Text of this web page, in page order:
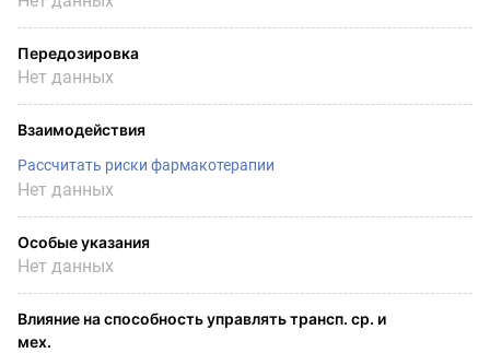
Передозировка
Нет данных
Взаимодействия
Рассчитать риски фармакотерапии
Нет данных
Особые указания
Нет данных
Влияние на способность управлять трансп. ср. и
мех.